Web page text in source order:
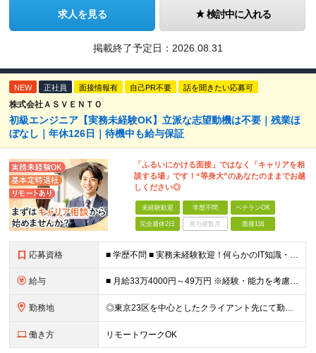
求人を見る 検討中に入れる
掲載終了予定日： 2026.08.31
NEW 正社員 面接情報有 自己PR不要 話を聞きたい応募可
株式会社ＡＳＶＥＮＴＯ
初級エンジニア【実務未経験OK】立派な志望動機は不要｜残業ほ
ぼなし｜年休126日｜待機中も給与保証
「ふるいにかける面接」ではなく「キャリアを相
談する場」です！“等身大”のあなたのままでお越
しください◎
未経験歓迎 学歴不問 ベテランOK
完全週休2日 賞与複数月 面接1回
応募資格 ■ 学歴不問 ■ 実務未経験歓迎！何らかのIT知識・学習経験をお持ちの方 （独学、ITスクール卒業生、少しだけ実務経験がある等、経験の浅い方も大歓迎です！） ＼こんな方にピッタリの環境です／ ◎面接
給与 ■ 月給33万4000円～49万円 ※経験・能力を考慮して優遇します。 ※上記には固定残業代（月30時間分・6万3500円～9万3100円）を含みます。超過分は全額支給。 ※待機期間中全額給与を保証
勤務地 ◎東京23区を中心としたクライアント先にて勤務いただきます（転居を伴う転勤なし） ◎在宅勤務も活用できます ■ 本社 東京都江戸川区南葛西3-5-3-402 (変更の範囲)上記を除く当社関連勤務地
働き方 リモートワークOK